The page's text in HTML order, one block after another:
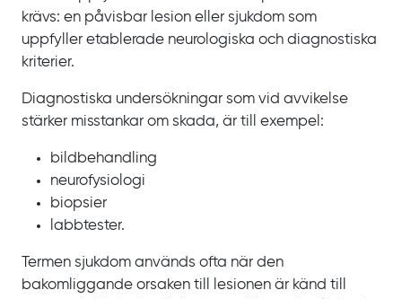
krävs: en påvisbar lesion eller sjukdom som
uppfyller etablerade neurologiska och diagnostiska
kriterier.
Diagnostiska undersökningar som vid avvikelse
stärker misstankar om skada, är till exempel:
bildbehandling
neurofysiologi
biopsier
labbtester.
Termen sjukdom används ofta när den
bakomliggande orsaken till lesionen är känd till